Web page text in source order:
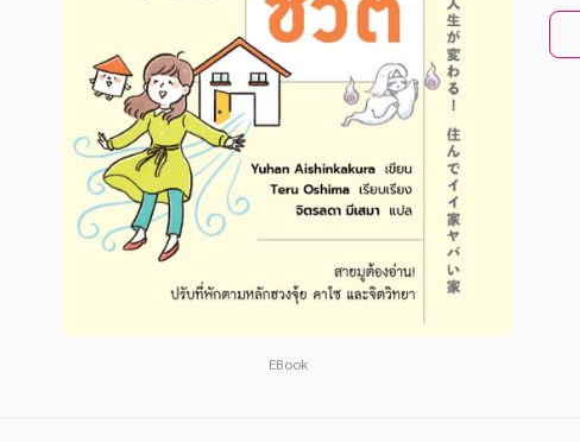
การเงิน การลงทุน บริหาร
นิตยสาร หนังสือพิมพ์
ครอบครัว
วรรณกรรม
การเกษตร ชีววิทยา
เทคโนโลยี การสื่อสาร วิทยาศาสตร์
การเงิน การลงทุน บริหาร
นิตยสาร หนังสือพิมพ์
ครอบครัว
วรรณกรรม
การเกษตร ชีววิทยา
เทคโนโลยี การสื่อสาร วิทยาศาสตร์
EBook